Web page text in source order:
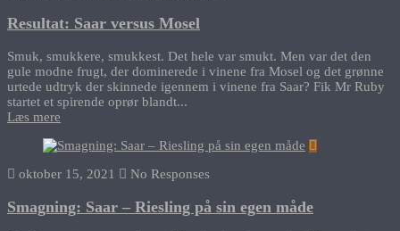
Resultat: Saar versus Mosel
Smuk, smukkere, smukkest. Det hele var smukt. Men var det den
gule modne frugt, der dominerede i vinene fra Mosel og det grønne
urtede udtryk der skinnede igennem i vinene fra Saar? Fik Mr Ruby
startet et spirende oprør blandt...
Læs mere
oktober 15, 2021 No Responses
Smagning: Saar – Riesling på sin egen måde